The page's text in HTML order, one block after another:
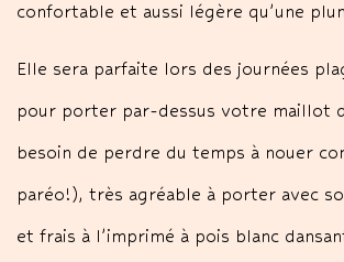
confortable et aussi légère qu’une
Elle sera parfaite lors des journées
pour porter par-dessus votre maillot
besoin de perdre du temps à nouer
paréo!), très agréable à porter avec
et frais à l’imprimé à pois blanc